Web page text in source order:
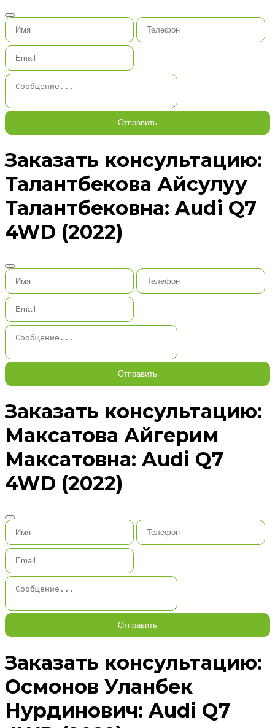
Отправить
Заказать консультацию:
Талантбекова Айсулуу
Талантбековна: Audi Q7
4WD (2022)
Отправить
Заказать консультацию:
Максатова Айгерим
Максатовна: Audi Q7
4WD (2022)
Отправить
Заказать консультацию:
Осмонов Уланбек
Нурдинович: Audi Q7